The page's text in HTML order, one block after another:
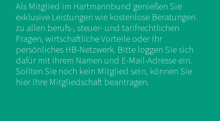
Als Mitglied im Hartmannbund genießen Sie
exklusive Leistungen wie kostenlose Beratungen
zu allen berufs-, steuer- und tarifrechtlichen
Fragen, wirtschaftliche Vorteile oder Ihr
persönliches HB-Netzwerk. Bitte loggen Sie sich
dafür mit Ihrem Namen und E-Mail-Adresse ein.
Sollten Sie noch kein Mitglied sein, können Sie
hier Ihre Mitgliedschaft beantragen.